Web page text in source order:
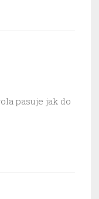
pasuje jak do